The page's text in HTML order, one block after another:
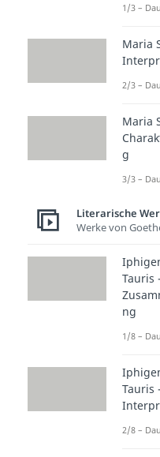
Der
Dauer:
Der
Der
Dauer:
1/3 –
Maria
2/3 –
Maria
g
3/3 –
Literarische
Werke von
Tauris -
ng
1/8 –
Tauris -
2/8 –